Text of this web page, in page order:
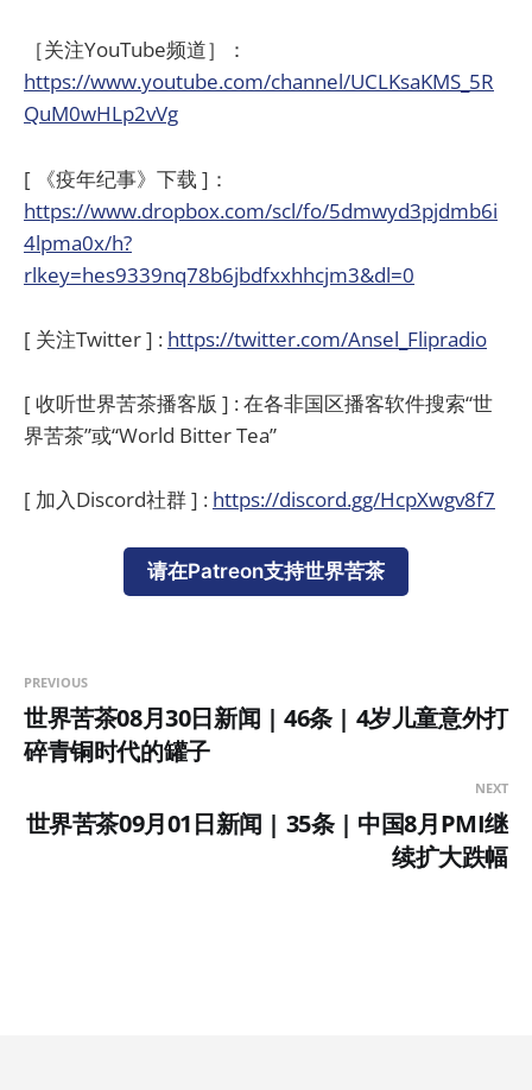
［关注YouTube频道］：
https://www.youtube.com/channel/UCLKsaKMS_5R
QuM0wHLp2vVg
[ 《疫年纪事》下载 ]：
https://www.dropbox.com/scl/fo/5dmwyd3pjdmb6i
4lpma0x/h?
rlkey=hes9339nq78b6jbdfxxhhcjm3&dl=0
[ 关注Twitter ] : https://twitter.com/Ansel_Flipradio
[ 收听世界苦茶播客版 ] : 在各非国区播客软件搜索“世
界苦茶”或“World Bitter Tea”
[ 加入Discord社群 ] : https://discord.gg/HcpXwgv8f7
请在Patreon支持世界苦茶
PREVIOUS
世界苦茶08月30日新闻 | 46条 | 4岁儿童意外打
碎青铜时代的罐子
NEXT
世界苦茶09月01日新闻 | 35条 | 中国8月PMI继
续扩大跌幅